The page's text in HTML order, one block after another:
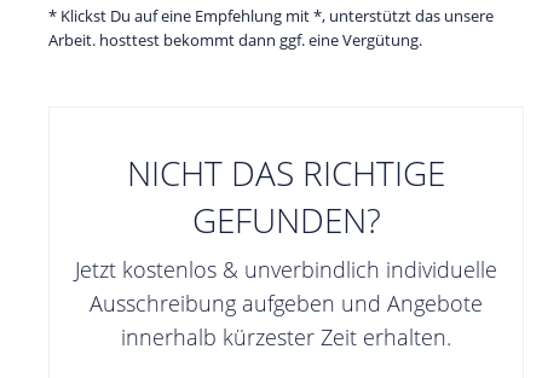
* Klickst Du auf eine Empfehlung mit *, unterstützt das unsere
Arbeit. hosttest bekommt dann ggf. eine Vergütung.
NICHT DAS RICHTIGE
GEFUNDEN?
Jetzt kostenlos & unverbindlich individuelle
Ausschreibung aufgeben und Angebote
innerhalb kürzester Zeit erhalten.